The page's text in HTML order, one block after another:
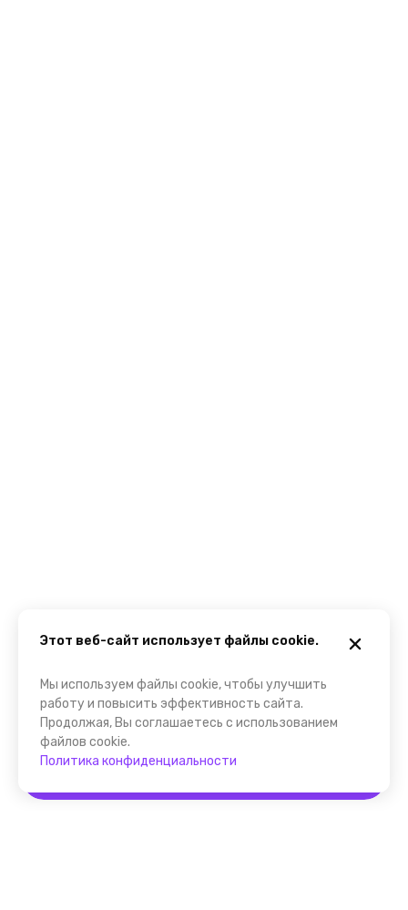
Этот веб-сайт использует файлы cookie.
Мы используем файлы cookie, чтобы улучшить
работу и повысить эффективность сайта.
Продолжая, Вы соглашаетесь с использованием
файлов cookie.
Политика конфиденциальности